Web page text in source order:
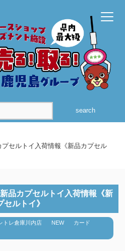
search
プセルトイ入荷情報《新品カプセル
品カプセルトイ入荷情報《新
セルトイ》
トレ倉庫川内店 NEW
カード